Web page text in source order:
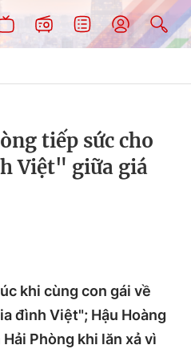
tiếp sức cho
Việt" giữa giá
khi cùng con gái về
đình Việt"; Hậu Hoàng
Phòng khi lăn xả vì